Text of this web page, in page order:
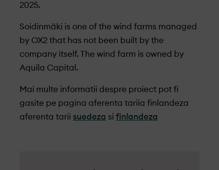
2025.
Soidinmäki is one of the wind farms managed
by OX2 that has not been built by the
company itself. The wind farm is owned by
Aquila Capital.
Mai multe informatii despre proiect pot fi
gasite pe pagina aferenta tariia finlandeza
aferenta tarii suedeza si finlandeza